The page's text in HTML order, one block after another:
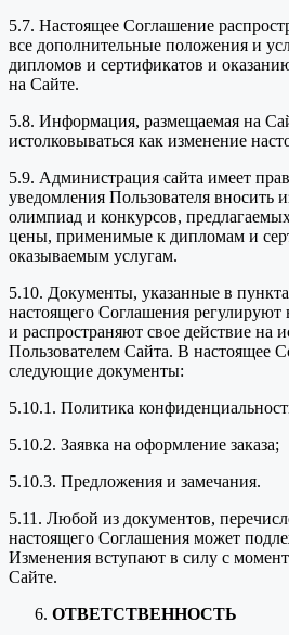
5.7. Настоящее Соглашение
все дополнительные положения и
дипломов и сертификатов и
на Сайте.
5.8. Информация, размещаемая на
истолковываться как изменение
5.9. Администрация сайта имеет
уведомления Пользователя вносить
олимпиад и конкурсов,
цены, применимые к дипломам и
оказываемым услугам.
5.10. Документы, указанные в
настоящего Соглашения регулируют
и распространяют свое действие на
Пользователем Сайта. В настоящее
следующие документы:
5.10.1. Политика
5.10.2. Заявка на оформление заказа;
5.10.3. Предложения и замечания.
5.11. Любой из документов,
настоящего Соглашения может
Изменения вступают в силу с
Сайте.
ОТВЕТСТВЕННОСТЬ